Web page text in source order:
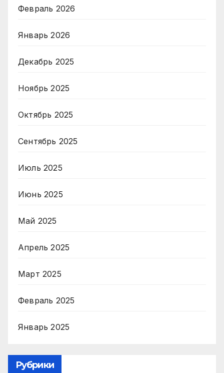
Февраль 2026
Январь 2026
Декабрь 2025
Ноябрь 2025
Октябрь 2025
Сентябрь 2025
Июль 2025
Июнь 2025
Май 2025
Апрель 2025
Март 2025
Февраль 2025
Январь 2025
Рубрики